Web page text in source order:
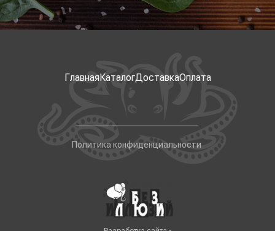
ГлавнаяКаталогДоставкаОплата
Политика конфиденциальности